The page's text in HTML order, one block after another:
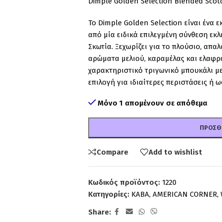
Το Dimple Golden Selection είναι ένα
από μία ειδικά επιλεγμένη σύνθεση
Σκωτία. Ξεχωρίζει για το πλούσιο,
αρώματα μελιού, καραμέλας και
χαρακτηριστικό τριγωνικό μπουκάλι
επιλογή για ιδιαίτερες περιστάσεις ή
Μόνο 1 απομένουν σε απόθεμα
Compare Add to wishlist
Κωδικός προϊόντος: 1220
Κατηγορίες: ΚΑΒΑ, AMERICAN CORNER,
Share: